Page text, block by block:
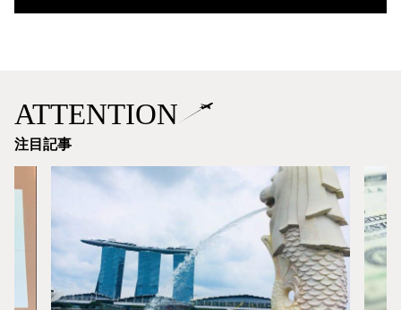
ATTENTION
注目記事